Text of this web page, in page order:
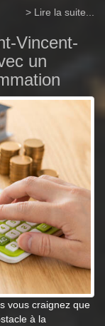
> Lire la suite...
Vincent-
un
vous craignez que
à la